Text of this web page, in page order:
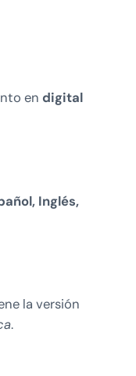
en digital
Inglés,
la versión
.